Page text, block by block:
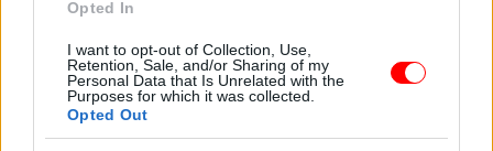
Opted In
I want to opt-out of Collection, Use,
Retention, Sale, and/or Sharing of my
Personal Data that Is Unrelated with the
Purposes for which it was collected.
Opted Out
Δανία: Έτσι θα στεφθεί βασιλιάς ο Φρέντερικ και
βασίλισσα η Μαίρη την Κυριακή -Όλη η τελετή